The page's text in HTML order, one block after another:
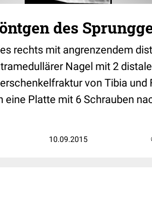
des
rechts mit angrenzendem
Nagel mit 2
von Tibia und
Platte mit 6 Schrauben
10.09.2015